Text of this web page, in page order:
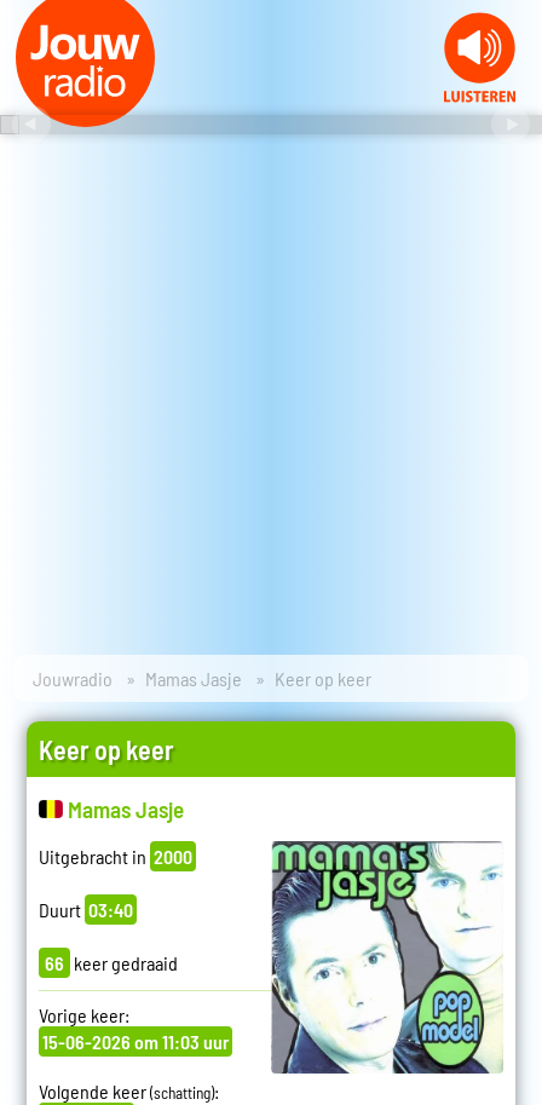
Jouwradio Mamas Jasje Keer op keer
Keer op keer
Mamas Jasje
Uitgebracht in 2000
Duurt 03:40
66 keer gedraaid
Vorige keer:
15-06-2026 om 11:03 uur
Volgende keer(schatting):